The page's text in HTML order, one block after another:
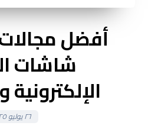
أفضل
شاشات
الإلكترونية
٢٦ يوليو ٢٠٢٥